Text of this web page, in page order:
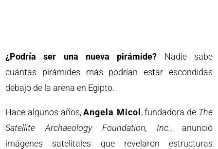
¿Podría ser una nueva pirámide? Nadie sabe
cuántas pirámides más podrían estar escondidas
debajo de la arena en Egipto.
Hace algunos años,Angela Micol , fundadora de The
Satellite Archaeology Foundation, Inc., anunció
imágenes satelitales que revelaron estructuras